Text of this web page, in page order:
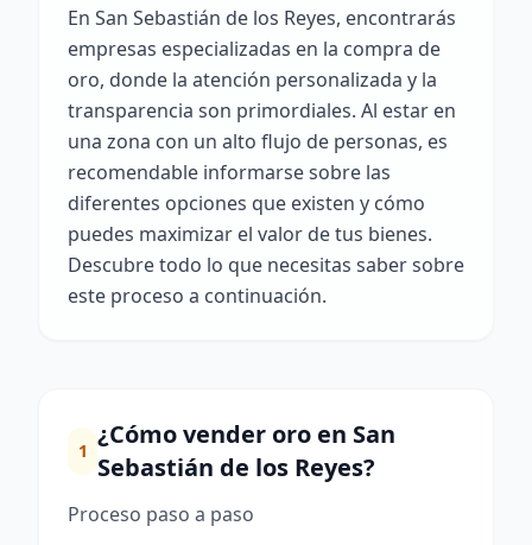
En San Sebastián de los Reyes, encontrarás
empresas especializadas en la compra de
oro, donde la atención personalizada y la
transparencia son primordiales. Al estar en
una zona con un alto flujo de personas, es
recomendable informarse sobre las
diferentes opciones que existen y cómo
puedes maximizar el valor de tus bienes.
Descubre todo lo que necesitas saber sobre
este proceso a continuación.
1
¿Cómo vender oro en San
Sebastián de los Reyes?
Proceso paso a paso